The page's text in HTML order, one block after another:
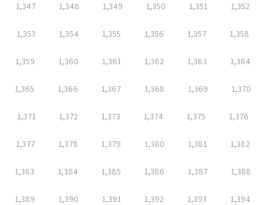
1,347 1,348 1,349 1,350 1,351 1,352
1,353 1,354 1,355 1,356 1,357 1,358
1,359 1,360 1,361 1,362 1,363 1,364
1,365 1,366 1,367 1,368 1,369 1,370
1,371 1,372 1,373 1,374 1,375 1,376
1,377 1,378 1,379 1,380 1,381 1,382
1,383 1,384 1,385 1,386 1,387 1,388
1,389 1,390 1,391 1,392 1,393 1,394